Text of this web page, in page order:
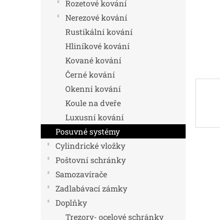
Rozetové kování
Nerezové kování
Rustikální kování
Hliníkové kování
Kované kování
Černé kování
Okenní kování
Koule na dveře
Luxusní kování
Posuvné systémy
Cylindrické vložky
Poštovní schránky
Samozavírače
Zadlabávací zámky
Doplňky
Trezory- ocelové schránky